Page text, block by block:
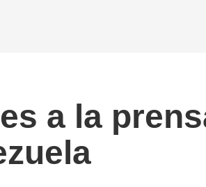
a la